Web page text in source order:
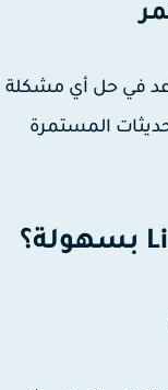
في حل أي مشكلة
المستمرة